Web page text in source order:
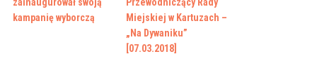
kampanię wyborczą
Miejskiej w Kartuzach –
„Na Dywaniku”
[07.03.2018]